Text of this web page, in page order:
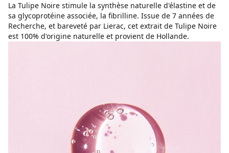
La Tulipe Noire stimule la synthèse naturelle d'élastine et de
sa glycoprotéine associée, la fibrilline. Issue de 7 années de
Recherche, et bareveté par Lierac, cet extrait de Tulipe Noire
est 100% d'origine naturelle et provient de Hollande.